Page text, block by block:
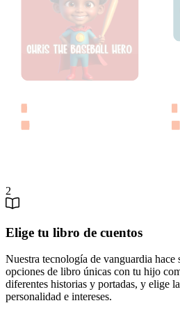
2
Elige tu libro de cuentos
Nuestra tecnología de vanguardia hace
opciones de libro únicas con tu hijo
diferentes historias y portadas, y elige
personalidad e intereses.